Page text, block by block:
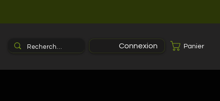
Connexion Panier